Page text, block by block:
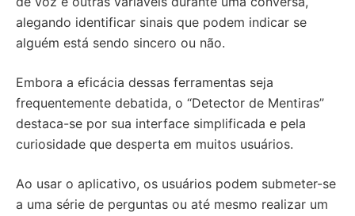
alegando identificar sinais que podem indicar se
alguém está sendo sincero ou não.
Embora a eficácia dessas ferramentas seja
frequentemente debatida, o “Detector de Mentiras”
destaca-se por sua interface simplificada e pela
curiosidade que desperta em muitos usuários.
Ao usar o aplicativo, os usuários podem submeter-se
a uma série de perguntas ou até mesmo realizar um